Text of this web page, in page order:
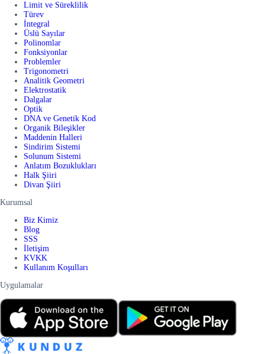
Limit ve Süreklilik
Türev
İntegral
Üslü Sayılar
Polinomlar
Fonksiyonlar
Problemler
Trigonometri
Analitik Geometri
Elektrostatik
Dalgalar
Optik
DNA ve Genetik Kod
Organik Bileşikler
Maddenin Halleri
Sindirim Sistemi
Solunum Sistemi
Anlatım Bozuklukları
Halk Şiiri
Divan Şiiri
Kurumsal
Biz Kimiz
Blog
SSS
İletişim
KVKK
Kullanım Koşulları
Uygulamalar